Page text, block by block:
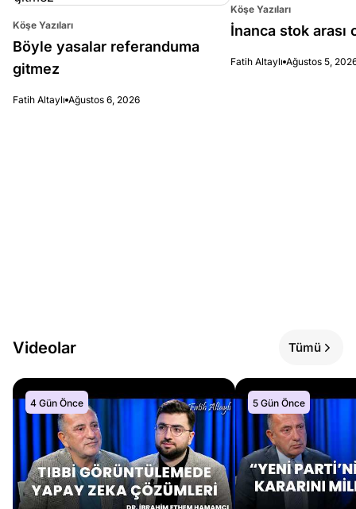
Köşe Yazıları
Böyle yasalar referanduma
gitmez
Fatih Altaylı Ağustos 6, 2026
Köşe Yazıları
İnanca stok arası
Fatih Altaylı Ağustos 5,
Videolar Tümü
4 Gün Önce 5 Gün Önce